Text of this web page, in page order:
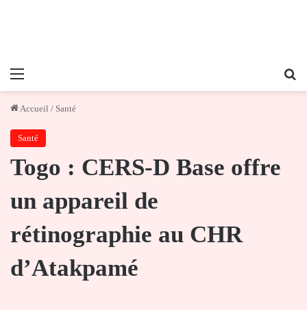
Menu
Accueil / Santé
Santé
Togo : CERS-D Base offre
un appareil de
rétinographie au CHR
d’Atakpamé